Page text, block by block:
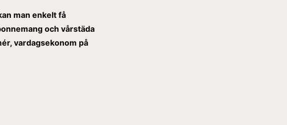
man enkelt få
och vårstäda
vardagsekonom på